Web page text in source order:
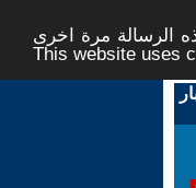
الرسالة مرة اخرى -
This website uses